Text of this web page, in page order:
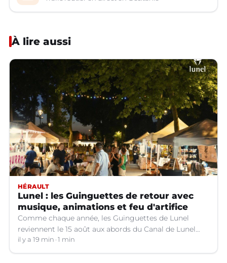
À lire aussi
HÉRAULT
Lunel : les Guinguettes de retour avec
musique, animations et feu d'artifice
Comme chaque année, les Guinguettes de Lunel
reviennent le 15 août aux abords du Canal de Lunel
(Hérault).
il y a 19 min 1 min